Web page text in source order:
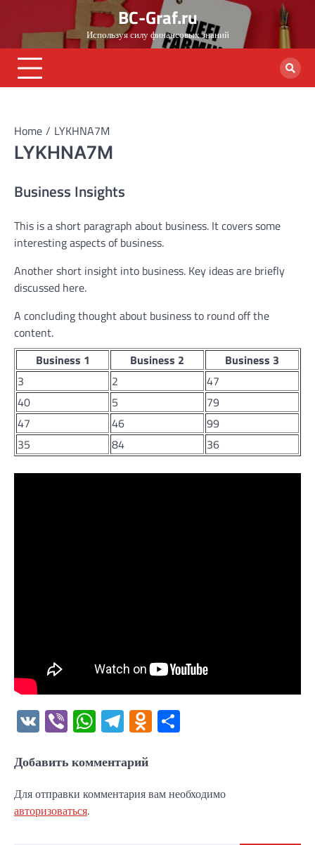
content
BC-Graf.ru
Используя силу финансовых знаний
Home LYKHNA7M
LYKHNA7M
Business Insights
This is a short paragraph about business. It covers some
interesting aspects of business.
Another short insight into business. Key ideas are briefly
discussed here.
A concluding thought about business to round off the
content.
Business 1
Business 2
Business 3
3
2
47
40
5
79
47
46
99
35
84 36
VK ViberWhatsApp
Telegram
Odnoklassniki
Добавить комментарий
Для отправки комментария вам необходимо
авторизоваться.